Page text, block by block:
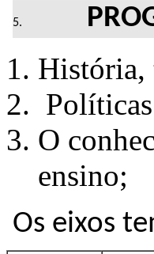
História,
O
ensino;
Os eixos